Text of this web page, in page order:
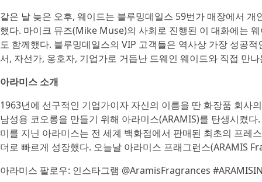
같은 날 늦은 오후, 웨이드는 블루밍데일스 59번가 매장에서
했다. 마이크 뮤즈(Mike Muse)의 사회로 진행된 이 대화에는
도 함께했다. 블루밍데일스의 VIP 고객들은 역사상 가장 성공
서, 자선가, 옹호자, 기업가로 거듭난 드웨인 웨이드와 직접 만
아라미스 소개
1963년에 선구적인 기업가이자 자신의 이름을 딴 화장품 회사
남성용 코오롱을 만들기 위해 아라미스(ARAMIS)를 탄생시켰
미를 지닌 아라미스는 전 세계 백화점에서 판매된 최초의 프레
더로 빠르게 성장했다. 오늘날 아라미스 프래그런스(ARAMIS
아라미스 팔로우: 인스타그램 @AramisFragrances